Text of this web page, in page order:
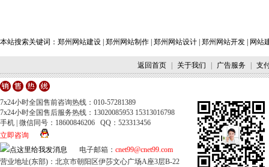
本站搜索关键词： 郑州网站建设 郑州网站制作 郑州网站设计 郑州网站开发 网站
返回首页 关于我们 广告服务 支
7x24小时全国售前咨询热线：010-57281389
7x24小时全国售后服务热线：13020085953 15313016798
手机 | 微信同号：18600846206 QQ：523313456
立即咨询
电子邮箱： cnet99@cnet99.com
营业地址(东部)：北京市朝阳区伊莎文心广场A座3层B-22